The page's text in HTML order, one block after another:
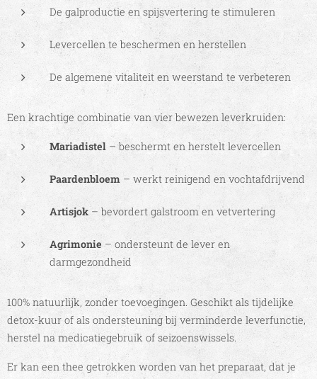
De galproductie en spijsvertering te stimuleren
Levercellen te beschermen en herstellen
De algemene vitaliteit en weerstand te verbeteren
Een krachtige combinatie van vier bewezen leverkruiden:
Mariadistel – beschermt en herstelt levercellen
Paardenbloem – werkt reinigend en vochtafdrijvend
Artisjok– bevordert galstroom en vetvertering
Agrimonie – ondersteunt de lever en
darmgezondheid
100% natuurlijk, zonder toevoegingen. Geschikt als tijdelijke
detox-kuur of als ondersteuning bij verminderde leverfunctie,
herstel na medicatiegebruik of seizoenswissels.
Er kan een thee getrokken worden van het preparaat, dat je